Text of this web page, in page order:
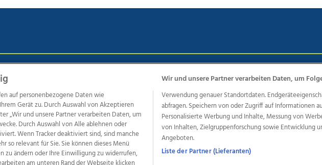
AGB Anzeigekunden AGB Website
Weitere Angebote des Medienhauses Wimmer
Woche Life Radio OÖNachrichten OÖN Immobilien OÖN Karriere OÖN
Regionaljobs
wasistlos.at wirtrauern.at
auf personenbezogene Daten wie
Gerät zu. Durch Auswahl von Akzeptieren
„Wir und unsere Partner verarbeiten Daten, um
Durch Auswahl von Alle ablehnen oder
Wenn Tracker deaktiviert sind, sind manche
so relevant für Sie. Sie können dieses Menü
zu ändern oder Ihre Einwilligung zu widerrufen,
Wir und unsere Partner verarbeiten Daten, um
Verwendung genauer Standortdaten.
abfragen. Speichern von oder Zugriff auf Informationen
Personalisierte Werbung und Inhalte, Messung von
von Inhalten, Zielgruppenforschung sowie Entwicklung
Angeboten.
Liste der Partner (Lieferanten)